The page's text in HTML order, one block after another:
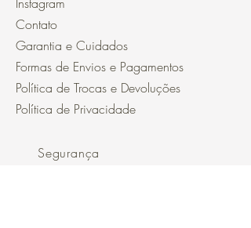
Contato
Garantia e Cuidados
Formas de Envios e Pagamentos
Política de Trocas e Devoluções
Política de Privacidade
Segurança